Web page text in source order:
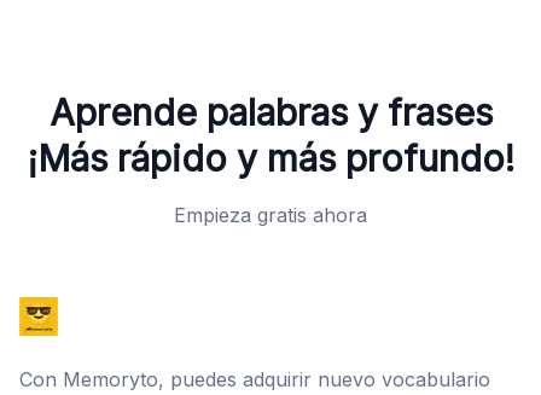
Aprende palabras y frases
¡Más rápido y más profundo!
Empieza gratis ahora
Con Memoryto, puedes adquirir nuevo vocabulario